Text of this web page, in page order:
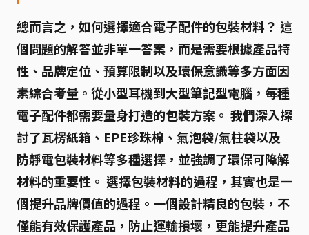
總而言之， 如何選擇適合電子配件的包裝材料？ 這
個問題的解答並非單一答案，而是需要根據產品特
性、品牌定位、預算限制以及環保意識等多方面因
素綜合考量。從小型耳機到大型筆記型電腦，每種
電子配件都需要量身打造的包裝方案。 我們深入探
討了瓦楞紙箱、EPE珍珠棉、氣泡袋/氣柱袋以及
防靜電包裝材料等多種選擇，並強調了環保可降解
材料的重要性。 選擇包裝材料的過程，其實也是一
個提升品牌價值的過程。一個設計精良的包裝，不
僅能有效保護產品，防止運輸損壞，更能提升產品